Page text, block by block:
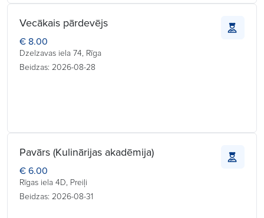
Vecākais pārdevējs
€ 8.00
Dzelzavas iela 74, Rīga
Beidzas: 2026-08-28
Pavārs (Kulinārijas akadēmija)
€ 6.00
Rīgas iela 4D, Preiļi
Beidzas: 2026-08-31